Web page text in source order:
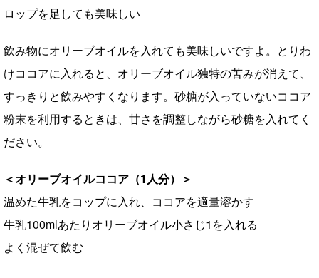
ロップを足しても美味しい
飲み物にオリーブオイルを入れても美味しいですよ。とりわ
けココアに入れると、オリーブオイル独特の苦みが消えて、
すっきりと飲みやすくなります。砂糖が入っていないココア
粉末を利用するときは、甘さを調整しながら砂糖を入れてく
ださい。
＜オリーブオイルココア（1人分）＞
温めた牛乳をコップに入れ、ココアを適量溶かす
牛乳100mlあたりオリーブオイル小さじ1を入れる
よく混ぜて飲む